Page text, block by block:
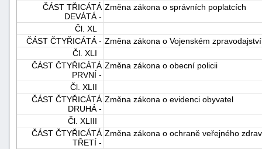
ČÁST TŘICÁTÁ
DEVÁTÁ -
Změna zákona o správních poplatcích
Čl. XL
ČÁST ČTYŘICÁTÁ - Změna zákona o Vojenském zpravodajství
Čl. XLI
ČÁST ČTYŘICÁTÁ
PRVNÍ -
Změna zákona o obecní policii
Čl. XLII
ČÁST ČTYŘICÁTÁ
DRUHÁ -
Změna zákona o evidenci obyvatel
Čl. XLIII
ČÁST ČTYŘICÁTÁ
TŘETÍ -
Změna zákona o ochraně veřejného